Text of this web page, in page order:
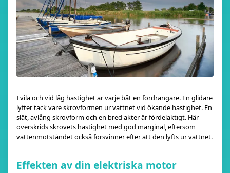
I vila och vid låg hastighet är varje båt en fördrängare. En glidare
lyfter tack vare skrovformen ur vattnet vid ökande hastighet. En
slät, avlång skrovform och en bred akter är fördelaktigt. Här
överskrids skrovets hastighet med god marginal, eftersom
vattenmotståndet också försvinner efter att den lyfts ur vattnet.
Effekten av din elektriska motor